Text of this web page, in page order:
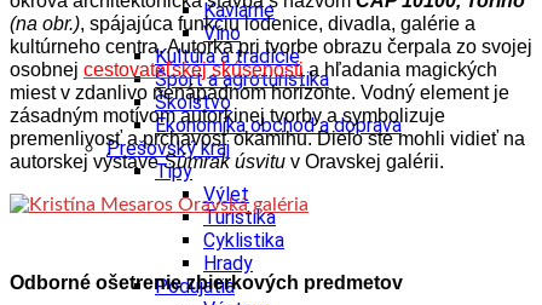
Kaviarne
Víno
Kultúra a tradície
Šport a agroturistika
Školstvo
Ekonomika obchod a doprava
Prešovský kraj
Tipy
Výlet
Turistika
Cyklistika
Hrady
Podujatia
(na obr.), spájajúca funkciu lodenice, divadla, galérie a
kultúrneho centra. Autorka pri tvorbe obrazu čerpala zo svojej
osobnej cestovateľskej skúsenostia hľadania magických
miest v zdanlivo nenápadnom horizonte. Vodný element je
zásadným motívom autorkinej tvorby a symbolizuje
premenlivosť a prchavosť okamihu. Dielo ste mohli vidieť na
autorskej výstaveSúmrak úsvitu v Oravskej galérii.
Odborné ošetrenie zbierkových predmetov